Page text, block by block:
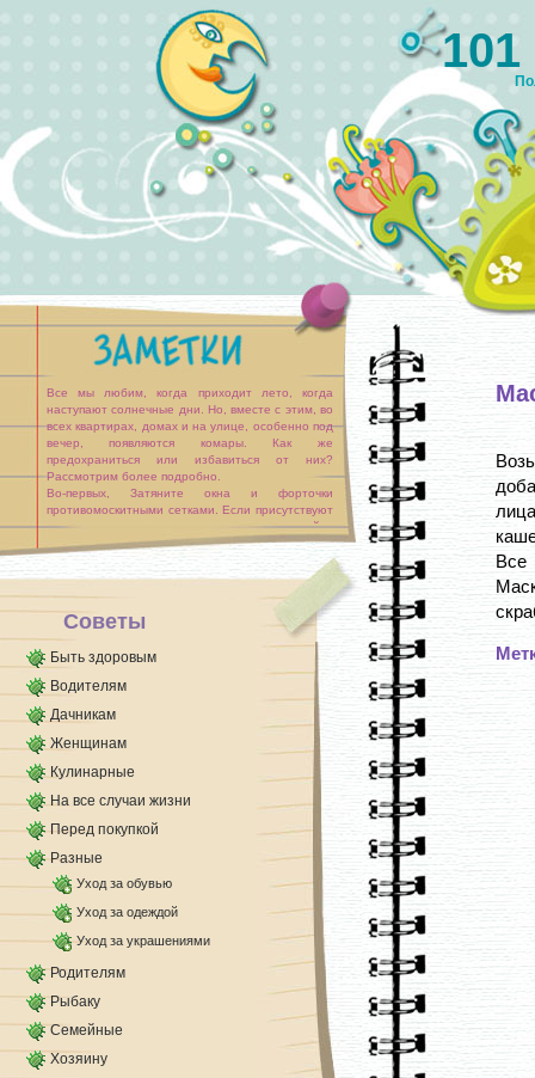
Все мы любим, когда приходит лето, когда
наступают солнечные дни. Но, вместе с этим, во
всех квартирах, домах и на улице, особенно под
вечер, появляются комары. Как же
предохраниться или избавиться от них?
Рассмотрим более подробно.
Во-первых, Затяните окна и форточки
противомоскитными сетками. Если присутствуют
щели между рамами, ставнями, то заделайте
их. Это избавит не только [...]
Советы
Быть здоровым
Водителям
Дачникам
Женщинам
Кулинарные
На все случаи жизни
Перед покупкой
Разные
Уход за обувью
Уход за одеждой
Уход за украшениями
Родителям
Рыбаку
Семейные
Хозяину
Все